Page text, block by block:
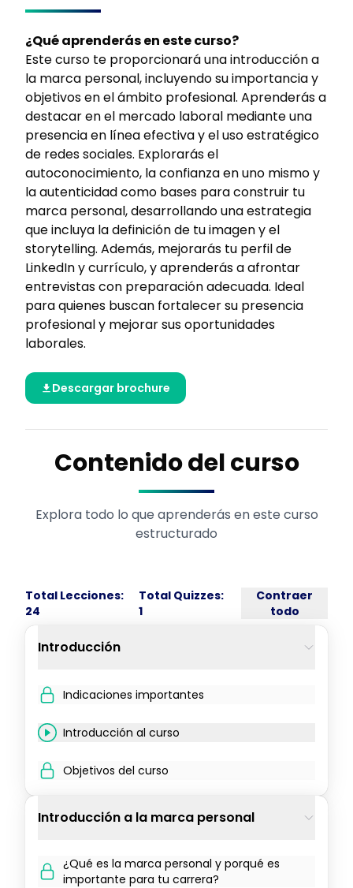
¿Qué aprenderás en este curso?
Este curso te proporcionará una introducción a
la marca personal, incluyendo su importancia y
objetivos en el ámbito profesional. Aprenderás a
destacar en el mercado laboral mediante una
presencia en línea efectiva y el uso estratégico
de redes sociales. Explorarás el
autoconocimiento, la confianza en uno mismo y
la autenticidad como bases para construir tu
marca personal, desarrollando una estrategia
que incluya la definición de tu imagen y el
storytelling. Además, mejorarás tu perfil de
LinkedIn y currículo, y aprenderás a afrontar
entrevistas con preparación adecuada. Ideal
para quienes buscan fortalecer su presencia
profesional y mejorar sus oportunidades
laborales.
Descargar brochure
Contenido del curso
Explora todo lo que aprenderás en este curso
estructurado
Total Lecciones:
24
Total Quizzes:
1
Contraer
todo
Introducción
Indicaciones importantes
Introducción al curso
Objetivos del curso
Introducción a la marca personal
¿Qué es la marca personal y porqué es
importante para tu carrera?